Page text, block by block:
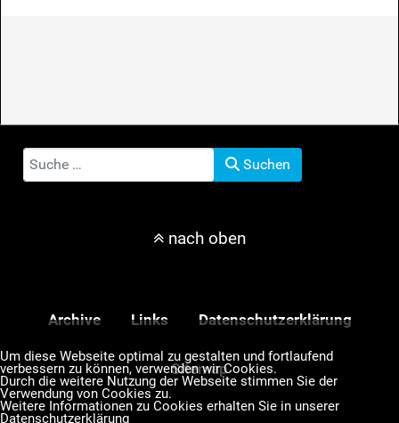
SuchenSuchen
nach oben
Archive Links Datenschutzerklärung
Sitemap
Um diese Webseite optimal zu gestalten und fortlaufend
verbessern zu können, verwenden wir Cookies.
Durch die weitere Nutzung der Webseite stimmen Sie der
Verwendung von Cookies zu.
Weitere Informationen zu Cookies erhalten Sie in unserer
Datenschutzerklärung